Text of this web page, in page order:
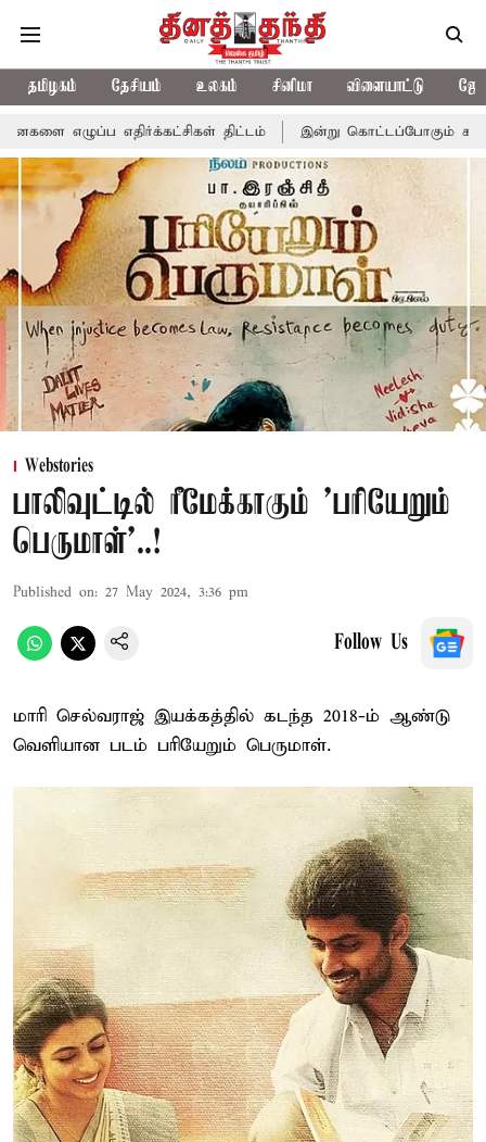
தமிழகம் தேசியம் உலகம் சினிமா விளையாட்டு
திட்டம் இன்று கொட்டப்போகும் கனமழை.. எந்தெந்த
Webstories
பாலிவுட்டில் ரீமேக்காகும் 'பரியேறும்
பெருமாள்'..!
Published on: 27 May 2024, 3:36 pm
Follow Us
மாரி செல்வராஜ் இயக்கத்தில் கடந்த 2018-ம் ஆண்டு
வெளியான படம் பரியேறும் பெருமாள்.